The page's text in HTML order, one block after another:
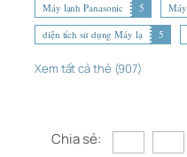
Máy lạnh Panasonic
5
diện tích sử dụng Máy lạ
5
Xem tất cả thẻ (907)
Chia sẻ: